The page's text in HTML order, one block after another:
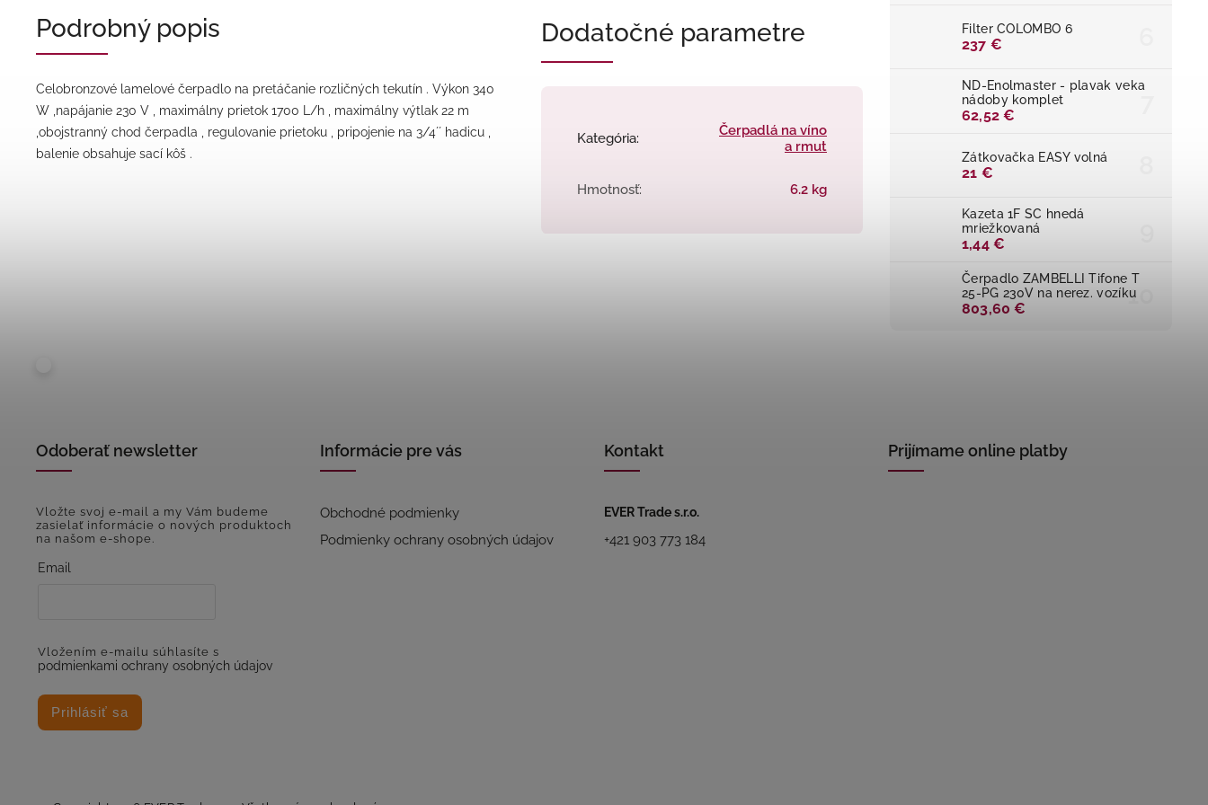
Filter COLOMBO 6
237 €
ND-Enolmaster - plavak veka
nádoby komplet
62,52 €
Zátkovačka EASY volná
21 €
Kazeta 1F SC hnedá
mriežkovaná
1,44 €
Čerpadlo ZAMBELLI Tifone T
25-PG 230V na nerez. vozíku
803,60 €
Podrobný popis
Celobronzové lamelové čerpadlo na pretáčanie rozličných tekutín . Výkon 340
W ,napájanie 230 V , maximálny prietok 1700 L/h , maximálny výtlak 22 m
,obojstranný chod čerpadla , regulovanie prietoku , pripojenie na 3/4´´ hadicu ,
balenie obsahuje sací kôš .
Dodatočné parametre
Kategória:
Čerpadlá na víno
a rmut
Hmotnosť: 6.2 kg
Odoberať newsletter
Vložte svoj e-mail a my Vám budeme
zasielať informácie o nových produktoch
na našom e-shope.
Email
Vložením e-mailu súhlasíte s
podmienkami ochrany osobných údajov
Prihlásiť sa
Informácie pre vás
Obchodné podmienky
Podmienky ochrany osobných údajov
Kontakt
EVER Trade s.r.o.
+421 903 773 184
Prijímame online platby